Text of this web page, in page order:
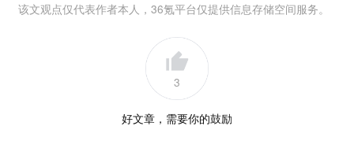
该文观点仅代表作者本人，36氪平台仅提供信息存储空间服务。
3
好文章，需要你的鼓励